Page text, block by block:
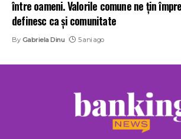
între oameni. Valorile comune ne ţin
definesc ca şi comunitate
By Gabriela Dinu 5 ani ago